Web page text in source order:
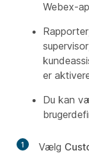
Webex-
er
Du kan
1 Vælg